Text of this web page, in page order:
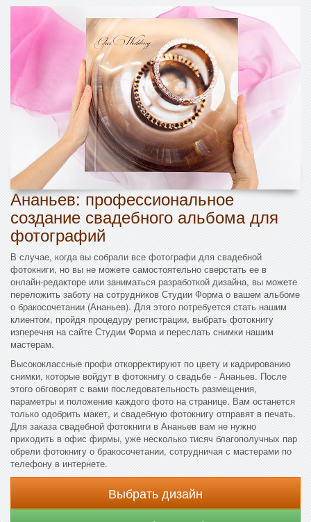
Ананьев: профессиональное
создание свадебного альбома для
фотографий
В случае, когда вы собрали все фотографи для свадебной
фотокниги, но вы не можете самостоятельно сверстать ее в
онлайн-редакторе или заниматься разработкой дизайна, вы можете
переложить заботу на сотрудников Студии Форма о вашем альбоме
о бракосочетании (Ананьев). Для этого потребуется стать нашим
клиентом, пройдя процедуру регистрации, выбрать фотокнигу
изперечня на сайте Студии Форма и переслать снимки нашим
мастерам.
Высококлассные профи откорректируют по цвету и кадрированию
снимки, которые войдут в фотокнигу о свадьбе - Ананьев. После
этого обговорят с вами последовательность размещения,
параметры и положение каждого фото на странице. Вам останется
только одобрить макет, и свадебную фотокнигу отправят в печать.
Для заказа свадебной фотокниги в Ананьев вам не нужно
приходить в офис фирмы, уже несколько тисяч благополучных пар
обрели фотокнигу о бракосочетании, сотрудничая с мастерами по
телефону в интернете.
Выбрать дизайн